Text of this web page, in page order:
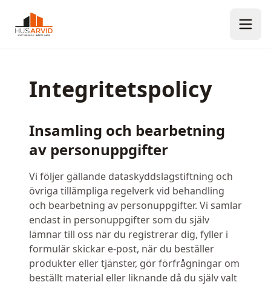
Integritetspolicy
Insamling och bearbetning
av personuppgifter
Vi följer gällande dataskyddslagstiftning och
övriga tillämpliga regelverk vid behandling
och bearbetning av personuppgifter. Vi samlar
endast in personuppgifter som du själv
lämnar till oss när du registrerar dig, fyller i
formulär skickar e-post, när du beställer
produkter eller tjänster, gör förfrågningar om
beställt material eller liknande då du själv valt